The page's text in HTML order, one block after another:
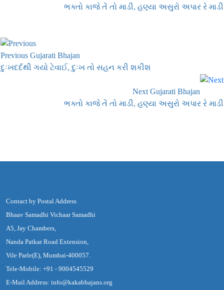
ભક્તો કાજે તેં તો માડી, હણ્યા અસુરો અપાર રે માડી
Previous Gujarati Bhajan
દુઃખદર્દથી ગયો ટેવાઈ, દુઃખ તો સહન કરી શકીશ
Next Gujarati Bhajan
ભક્તો કાજે તેં તો માડી, હણ્યા અસુરો અપાર રે માડી
Contact by Postal Address
Bhaav Samadhi Vichaar Samadhi
A5, Jay Chambers,
Nanda Patkar Road Extension,
Vile Parle(E), Mumbai-400057.
Tele-Mobile: +91 - 9004545529
E-Mail Address: info@kakabhajans.org